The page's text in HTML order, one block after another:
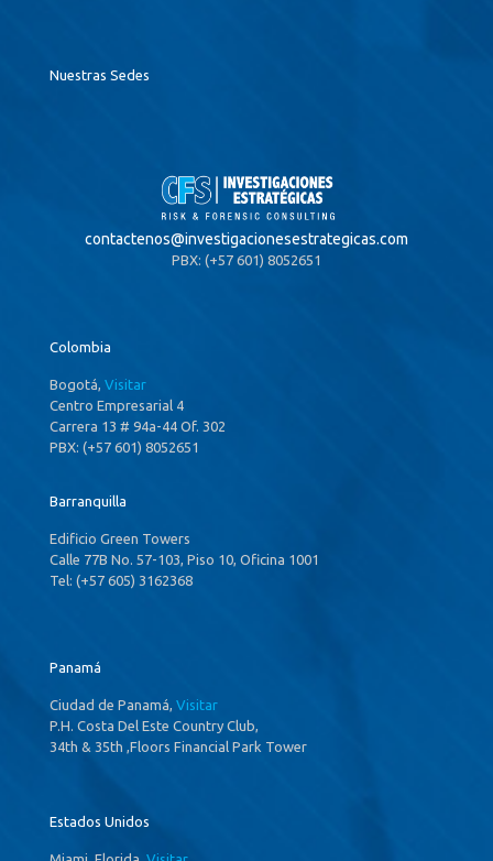
Nuestras Sedes
contactenos@investigacionesestrategicas.com
PBX: (+57 601) 8052651
Colombia
Bogotá, Visitar
Centro Empresarial 4
Carrera 13 # 94a-44 Of. 302
PBX: (+57 601) 8052651
Barranquilla
Edificio Green Towers
Calle 77B No. 57-103, Piso 10, Oficina 1001
Tel: (+57 605) 3162368
Panamá
Ciudad de Panamá, Visitar
P.H. Costa Del Este Country Club,
34th & 35th ,Floors Financial Park Tower
Estados Unidos